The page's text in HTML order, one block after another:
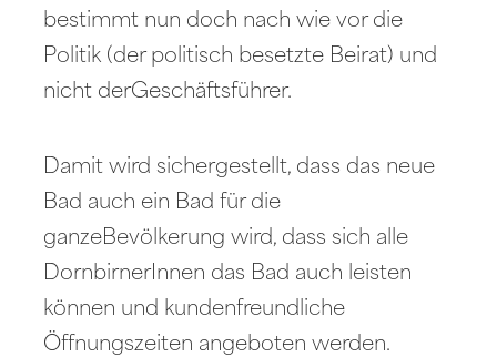
bestimmt nun doch nach wie vor die
Politik (der politisch besetzte Beirat) und
nicht derGeschäftsführer.
Damit wird sichergestellt, dass das neue
Bad auch ein Bad für die
ganzeBevölkerung wird, dass sich alle
DornbirnerInnen das Bad auch leisten
können und kundenfreundliche
Öffnungszeiten angeboten werden.